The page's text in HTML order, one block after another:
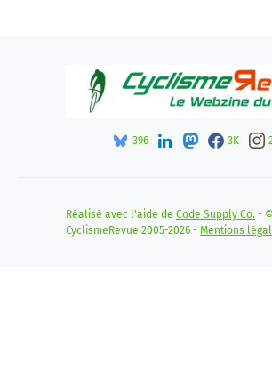
396 3K
Réalisé avec l'aide de Code Supply Co. - ©
CyclismeRevue 2005-2026 - Mentions